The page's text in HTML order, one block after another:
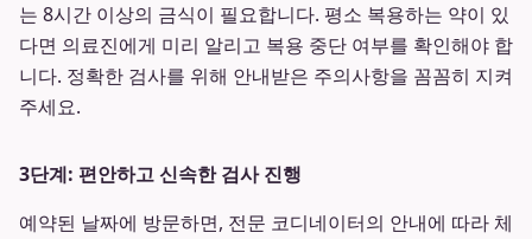
는 8시간 이상의 금식이 필요합니다. 평소 복용하는 약이 있
다면 의료진에게 미리 알리고 복용 중단 여부를 확인해야 합
니다. 정확한 검사를 위해 안내받은 주의사항을 꼼꼼히 지켜
주세요.
3단계: 편안하고 신속한 검사 진행
예약된 날짜에 방문하면, 전문 코디네이터의 안내에 따라 체